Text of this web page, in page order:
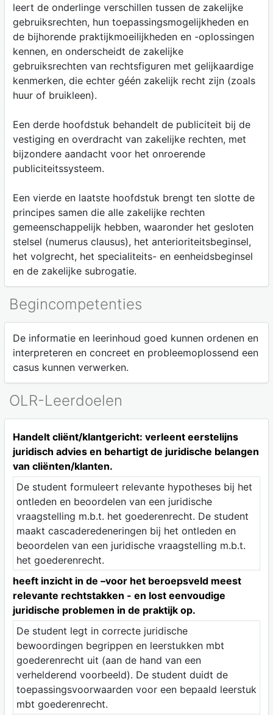
leert de onderlinge verschillen tussen de zakelijke
gebruiksrechten, hun toepassingsmogelijkheden en
de bijhorende praktijkmoeilijkheden en -oplossingen
kennen, en onderscheidt de zakelijke
gebruiksrechten van rechtsfiguren met gelijkaardige
kenmerken, die echter géén zakelijk recht zijn (zoals
huur of bruikleen).
Een derde hoofdstuk behandelt de publiciteit bij de
vestiging en overdracht van zakelijke rechten, met
bijzondere aandacht voor het onroerende
publiciteitssysteem.
Een vierde en laatste hoofdstuk brengt ten slotte de
principes samen die alle zakelijke rechten
gemeenschappelijk hebben, waaronder het gesloten
stelsel (numerus clausus), het anterioriteitsbeginsel,
het volgrecht, het specialiteits- en eenheidsbeginsel
en de zakelijke subrogatie.
Begincompetenties
De informatie en leerinhoud goed kunnen ordenen en
interpreteren en concreet en probleemoplossend een
casus kunnen verwerken.
OLR-Leerdoelen
Handelt cliënt/klantgericht: verleent eerstelijns
juridisch advies en behartigt de juridische belangen
van cliënten/klanten.
De student formuleert relevante hypotheses bij het
ontleden en beoordelen van een juridische
vraagstelling m.b.t. het goederenrecht. De student
maakt cascaderedeneringen bij het ontleden en
beoordelen van een juridische vraagstelling m.b.t.
het goederenrecht.
heeft inzicht in de –voor het beroepsveld meest
relevante rechtstakken - en lost eenvoudige
juridische problemen in de praktijk op.
De student legt in correcte juridische
bewoordingen begrippen en leerstukken mbt
goederenrecht uit (aan de hand van een
verhelderend voorbeeld). De student duidt de
toepassingsvoorwaarden voor een bepaald leerstuk
mbt goederenrecht.